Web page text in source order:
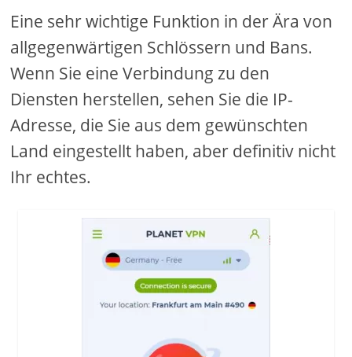
Eine sehr wichtige Funktion in der Ära von
allgegenwärtigen Schlössern und Bans.
Wenn Sie eine Verbindung zu den
Diensten herstellen, sehen Sie die IP-
Adresse, die Sie aus dem gewünschten
Land eingestellt haben, aber definitiv nicht
Ihr echtes.